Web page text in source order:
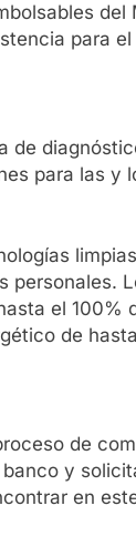
del
para
de
para las y
personales.
el 100%
de
de
y
en